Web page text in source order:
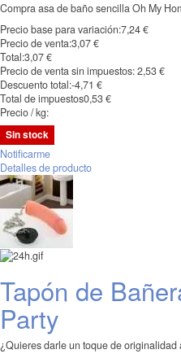
Compra asa de baño sencilla Oh My
Precio base para variación:7,24 €
Precio de venta:3,07 €
Total:3,07 €
Precio de venta sin impuestos:2,53 €
Descuento total:-4,71 €
Total de impuestos0,53 €
Precio / kg:
Sin stock
Notificarme
Detalles de producto
Tapón de
Party
¿Quieres darle un toque de originalidad